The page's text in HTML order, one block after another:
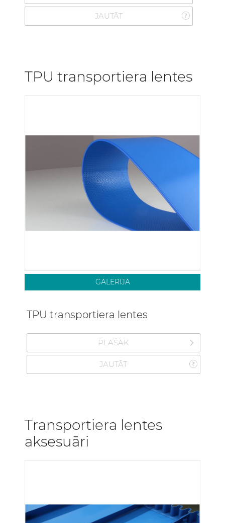
JAUTĀT
TPU transportiera lentes
TPU transportiera lentes
PLAŠĀK
JAUTĀT
GALERIJA
Transportiera lentes
aksesuāri